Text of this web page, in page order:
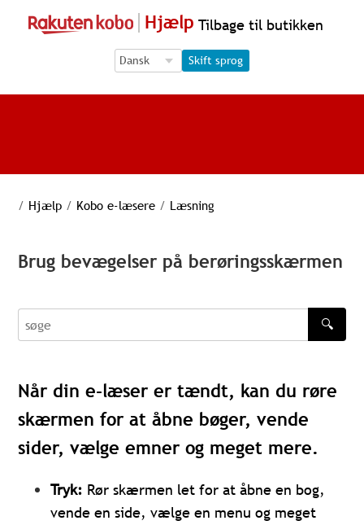
Hjælp Tilbage til butikken
Language Selection
Language Selection
Skift sprog
/ Hjælp / Kobo e-læsere / Læsning
Brug bevægelser på berøringsskærmen
søge
🔍
Når din e-læser er tændt, kan du røre
skærmen for at åbne bøger, vende
sider, vælge emner og meget mere.
Tryk: Rør skærmen let for at åbne en bog,
vende en side, vælge en menu og meget